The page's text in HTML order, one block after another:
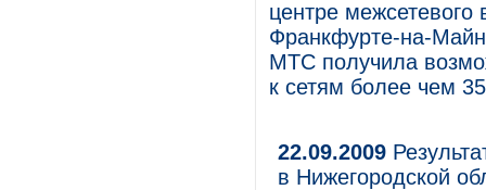
центре
Франкфурте-на-
МТС получила
к сетям более чем
22.09.2009
в Нижегородской